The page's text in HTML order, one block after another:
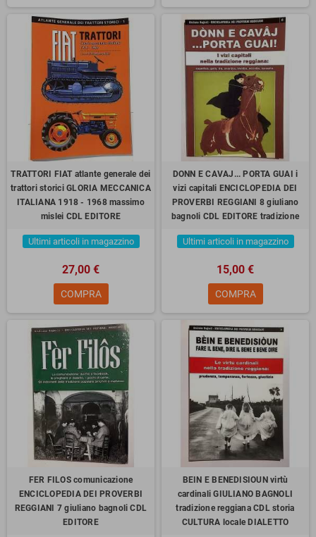
TRATTORI FIAT atlante generale dei
trattori storici GLORIA MECCANICA
ITALIANA 1918 - 1968 massimo
mislei CDL EDITORE
Ultimi articoli in magazzino
27,00 €
COMPRA
DONN E CAVAJ... PORTA GUAI i
vizi capitali ENCICLOPEDIA DEI
PROVERBI REGGIANI 8 giuliano
bagnoli CDL EDITORE tradizione
Ultimi articoli in magazzino
15,00 €
COMPRA
FER FILOS comunicazione
ENCICLOPEDIA DEI PROVERBI
REGGIANI 7 giuliano bagnoli CDL
EDITORE
BEIN E BENEDISIOUN virtù
cardinali GIULIANO BAGNOLI
tradizione reggiana CDL storia
CULTURA locale DIALETTO